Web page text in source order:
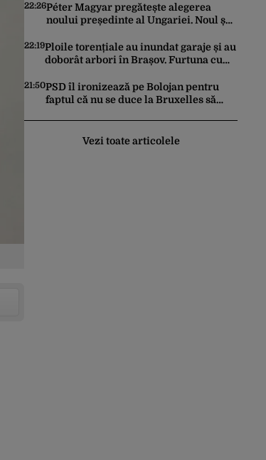
22:26Péter Magyar pregătește alegerea
noului președinte al Ungariei. Noul șef
Parlament
22:19Ploile torențiale au inundat garaje și au
doborât arbori în Brașov. Furtuna cu
21:50PSD îl ironizează pe Bolojan pentru
faptul că nu se duce la Bruxelles să
afară translatorii”
Vezi toate articolele